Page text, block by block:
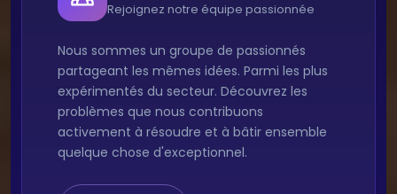
Rejoignez notre équipe passionnée
Nous sommes un groupe de passionnés
partageant les mêmes idées. Parmi les plus
expérimentés du secteur. Découvrez les
problèmes que nous contribuons
activement à résoudre et à bâtir ensemble
quelque chose d'exceptionnel.